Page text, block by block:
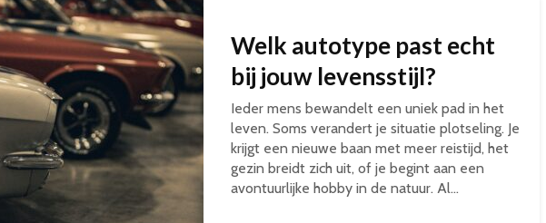
Welk autotype past echt
bij jouw levensstijl?
Ieder mens bewandelt een uniek pad in het
leven. Soms verandert je situatie plotseling. Je
krijgt een nieuwe baan met meer reistijd, het
gezin breidt zich uit, of je begint aan een
avontuurlijke hobby in de natuur. Al...